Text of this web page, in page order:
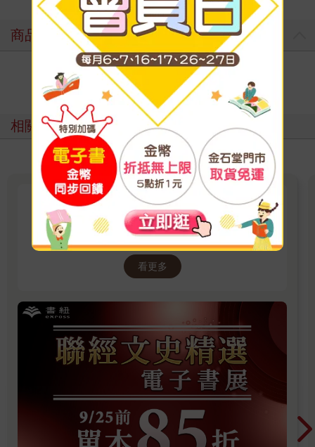
商品評價
相關主題
聯經出版：文史精選電子書展
2026/7/15 ~ 2026/9/25 單書85折
看更多